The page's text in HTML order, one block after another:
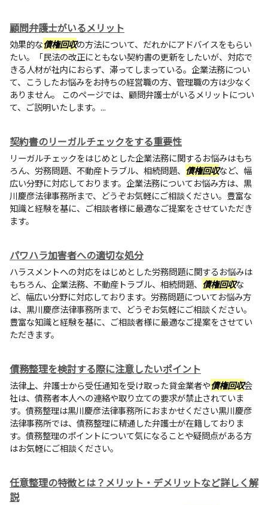
顧問弁護士がいるメリット
効果的な債権回収の方法について、だれかにアドバイスをもらい
たい。「民法の改正にともない契約書の更新をしたいが、対応で
きる人材が社内におらず、滞ってしまっている。企業法務につい
て、こうしたお悩みをお持ちの経営職の方、管理職の方は少なく
ありません。 このページでは、顧問弁護士がいるメリットについ
て、ご説明いたします。...
契約書のリーガルチェックをする重要性
リーガルチェックをはじめとした企業法務に関するお悩みはもち
ろん、労務問題、不動産トラブル、相続問題、 債権回収など、幅
広い分野に対応しております。企業法務についてお悩み方は、黒
川慶彦法律事務所まで、どうぞお気軽にご相談ください。豊富な
知識と経験を基に、ご相談者様に最適なご提案をさせていただき
ます。
パワハラ加害者への適切な処分
ハラスメントへの対応をはじめとした労務問題に関するお悩みは
もちろん、企業法務、不動産トラブル、相続問題、 債権回収な
ど、幅広い分野に対応しております。労務問題についてお悩み方
は、黒川慶彦法律事務所まで、どうぞお気軽にご相談ください。
豊富な知識と経験を基に、ご相談者様に最適なご提案をさせてい
ただきます。
債務整理を検討する際に注意したいポイント
法律上、弁護士から受任通知を受け取った貸金業者や債権回収会
社は、債務者本人への連絡や取り立ての要求が禁止されていま
す。債務整理は黒川慶彦法律事務所におまかせください黒川慶彦
法律事務所では、債務整理に精通した弁護士が在籍しておりま
す。債務整理のポイントについて気になることや疑問点がある方
はお気軽にご相談ください。
任意整理の特徴とは？メリット・デメリットなど詳しく解
説